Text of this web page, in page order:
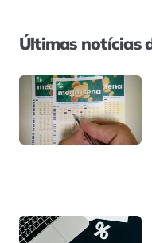
Últimas notícias